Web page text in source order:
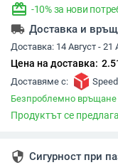
redeem -10% за нови
local_shipping Доставка и
Доставка: 14 Август - 21
Цена на доставка:
Доставяме с:
Безпроблемно връщане
Продуктът се
security Сигурност при